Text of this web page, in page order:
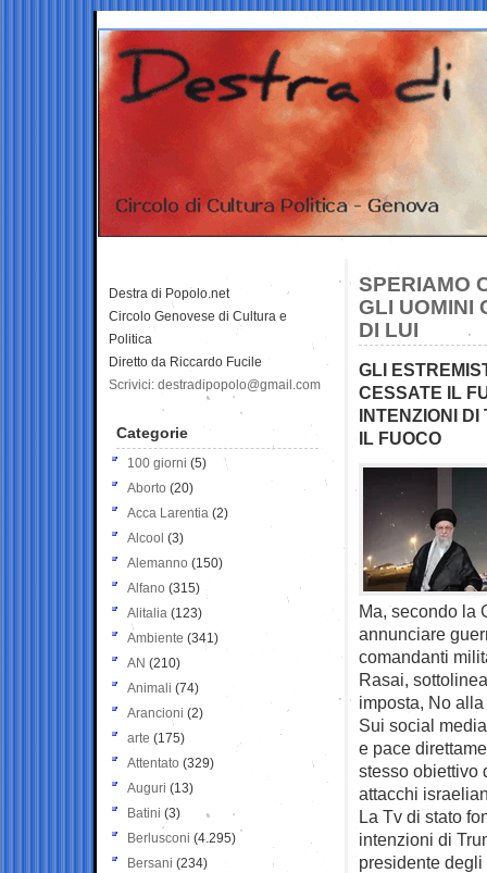
SPERIAMO
GLI UOMINI
DI LUI
GLI
CESSATE IL
INTENZIONI
IL FUOCO
Ma, secondo la
annunciare
comandanti
Rasai,
imposta, No
Sui social
e pace
stesso obiettivo
attacchi
La Tv di stato
intenzioni di
presidente
Destra di Popolo.net
Circolo Genovese di Cultura e
Politica
Diretto da Riccardo Fucile
Scrivici: destradipopolo@gmail.com
Categorie
100 giorni (5)
Aborto (20)
Acca Larentia (2)
Alcool (3)
Alemanno (150)
Alfano (315)
Alitalia (123)
Ambiente (341)
AN (210)
Animali (74)
Arancioni (2)
arte (175)
Attentato (329)
Auguri (13)
Batini (3)
Berlusconi (4.295)
Bersani (234)